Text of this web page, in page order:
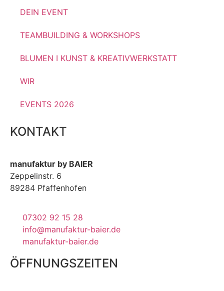
DEIN EVENT
TEAMBUILDING & WORKSHOPS
BLUMEN I KUNST & KREATIVWERKSTATT
WIR
EVENTS 2026
KONTAKT
manufaktur by BAIER
Zeppelinstr. 6
89284 Pfaffenhofen
07302 92 15 28
info@manufaktur-baier.de
manufaktur-baier.de
ÖFFNUNGSZEITEN